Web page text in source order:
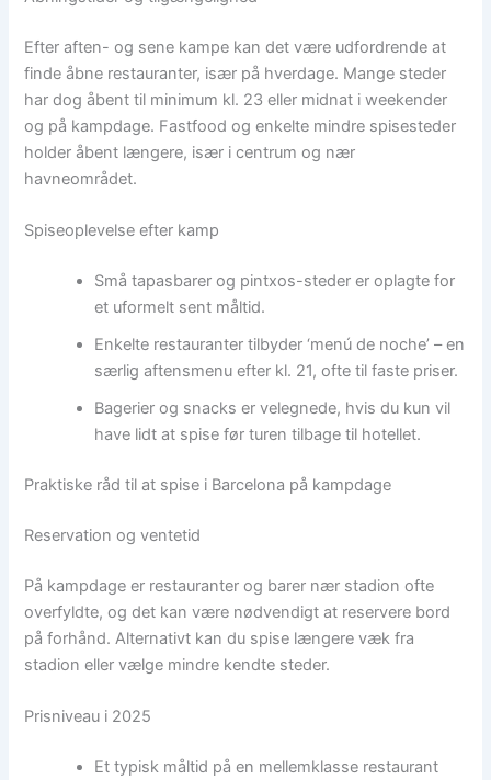
Efter aften- og sene kampe kan det være udfordrende at
finde åbne restauranter, især på hverdage. Mange steder
har dog åbent til minimum kl. 23 eller midnat i weekender
og på kampdage. Fastfood og enkelte mindre spisesteder
holder åbent længere, især i centrum og nær
havneområdet.
Spiseoplevelse efter kamp
Små tapasbarer og pintxos-steder er oplagte for
et uformelt sent måltid.
Enkelte restauranter tilbyder ‘menú de noche’ – en
særlig aftensmenu efter kl. 21, ofte til faste priser.
Bagerier og snacks er velegnede, hvis du kun vil
have lidt at spise før turen tilbage til hotellet.
Praktiske råd til at spise i Barcelona på kampdage
Reservation og ventetid
På kampdage er restauranter og barer nær stadion ofte
overfyldte, og det kan være nødvendigt at reservere bord
på forhånd. Alternativt kan du spise længere væk fra
stadion eller vælge mindre kendte steder.
Prisniveau i 2025
Et typisk måltid på en mellemklasse restaurant